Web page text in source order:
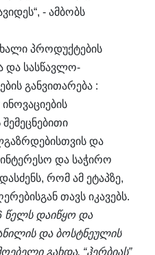
- ამბობს
პროდუქტების
და სასწავლო-
განვითარება :
და
და საჭირო
რომ ამ ეტაპზე,
თავს იკავებს.
წელს დაიწყო და
და ბოსტნეულის
გახდა. “ჰერბიას”